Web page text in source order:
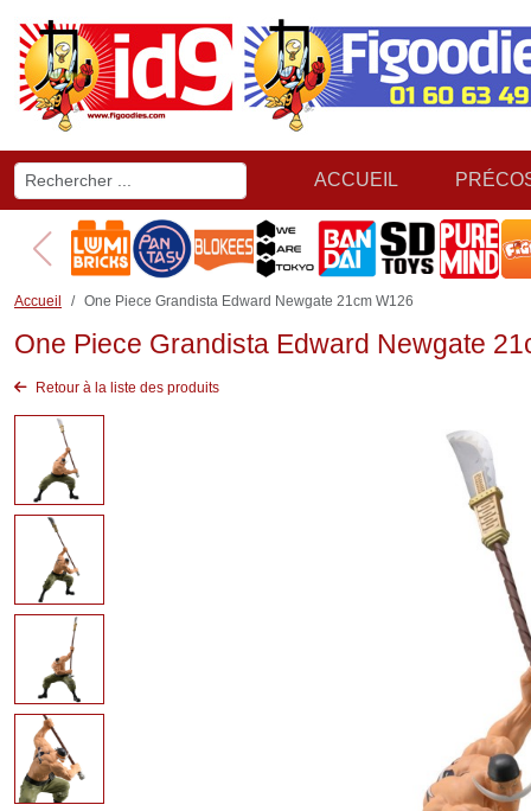
ACCUEIL
Accueil One Piece Grandista Edward Newgate 21cm W126
One Piece Grandista Edward Newgate
Retour à la liste des produits